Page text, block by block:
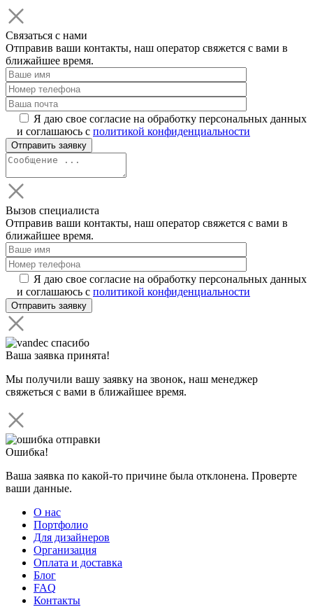
Связаться с нами
Отправив ваши контакты, наш оператор свяжется с вами в
ближайшее время.
Я даю свое согласие на обработку персональных данных
и соглашаюсь с политикой конфиденциальности
Вызов специалиста
Отправив ваши контакты, наш оператор свяжется с вами в
ближайшее время.
Я даю свое согласие на обработку персональных данных
и соглашаюсь с политикой конфиденциальности
Ваша заявка принята!
Мы получили вашу заявку на звонок, наш менеджер
свяжеться с вами в ближайшее время.
Ошибка!
Ваша заявка по какой-то причине была отклонена. Проверте
ваши данные.
О нас
Портфолио
Для дизайнеров
Организация
Оплата и доставка
Блог
FAQ
Контакты